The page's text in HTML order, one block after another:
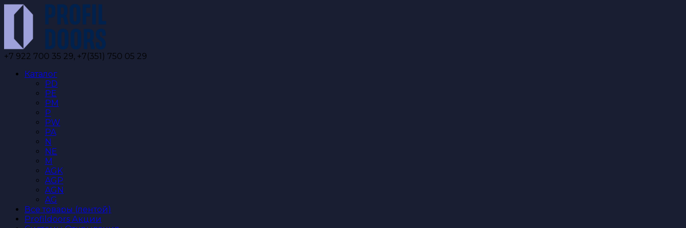
Перейти
содержанию
+7 922 700 35 29, +7(351) 750 05 29
Каталог
PD
PE
PM
P
PW
PA
N
NE
M
AGK
AGP
AGN
AG
Все товары (лентой)
Profildoors Акции